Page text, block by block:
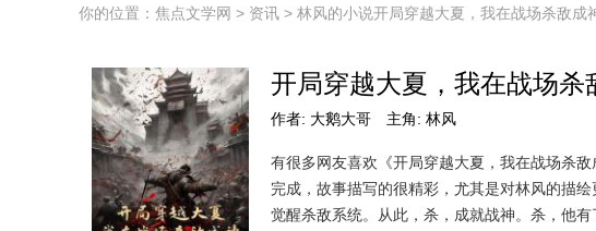
你的位置： 焦点文学网 > 资讯 > 林风的小说开局穿越大夏，我在战场杀敌成
开局穿越大夏，我在战场杀
作者: 大鹅大哥 主角: 林风
有很多网友喜欢《开局穿越大夏，我在战场杀
完成，故事描写的很精彩，尤其是对林风的描
觉醒杀敌系统。从此，杀，成就战神。杀，他